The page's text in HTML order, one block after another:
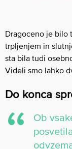
Dragoceno je bilo
trpljenjem in
sta bila tudi
Videli smo lahko
Do konca
Ob